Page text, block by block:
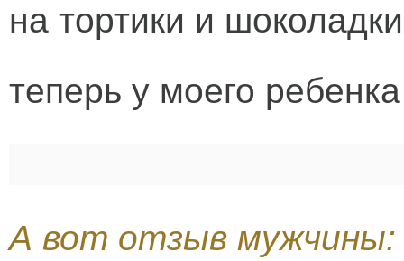
на тортики и
теперь у моего
А вот отзыв мужчины: